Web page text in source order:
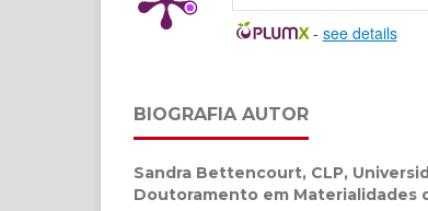
- see details
BIOGRAFIA AUTOR
Sandra Bettencourt, CLP,
Doutoramento em Materialidades